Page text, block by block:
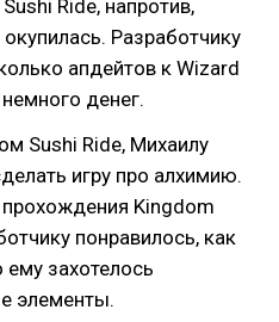
Ride, напротив,
Разработчику
апдейтов к Wizard
денег.
Sushi Ride, Михаилу
игру про алхимию.
Kingdom
понравилось, как
захотелось
элементы.